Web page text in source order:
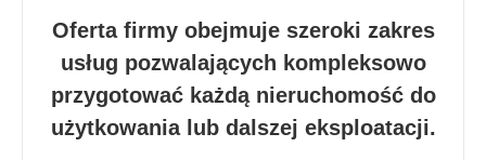
Oferta firmy obejmuje szeroki zakres
usług pozwalających kompleksowo
przygotować każdą nieruchomość do
użytkowania lub dalszej eksploatacji.